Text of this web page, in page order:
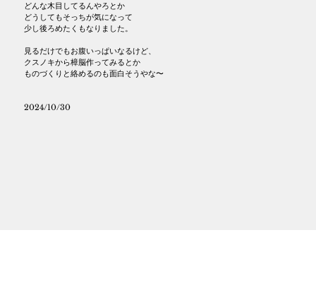
どんな木目してるんやろとか
どうしてもそっちが気になって
少し後ろめたくもなりました。
見るだけでもお腹いっぱいなるけど、
クスノキから樟脳作ってみるとか
ものづくりと絡めるのも面白そうやな〜
2024/10/30